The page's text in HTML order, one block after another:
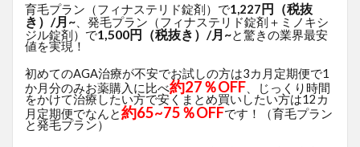
育毛プラン（フィナステリド錠剤）で1,227円（税抜
き）/月~ 、発毛プラン（フィナステリド錠剤＋ミノキシ
ジル錠剤）で1,500円（税抜き）/月~と驚きの業界最安
値を実現！
初めてのAGA治療が不安でお試しの方は3カ月定期便で1
か月分のみお薬購入に比べ約27％OFF 、じっくり時間
をかけて治療したい方で安くまとめ買いしたい方は12カ
月定期便でなんと約65~75％OFFです！（育毛プラン
と発毛プラン）